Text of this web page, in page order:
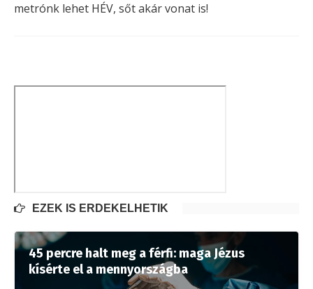
metrónk lehet HÉV, sőt akár vonat is!
EZEK IS ÉRDEKELHETIK
45 percre halt meg a férfi: maga Jézus
kísérte el a mennyországba